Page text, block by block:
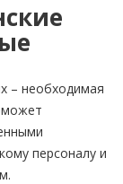
– необходимая
персоналу и